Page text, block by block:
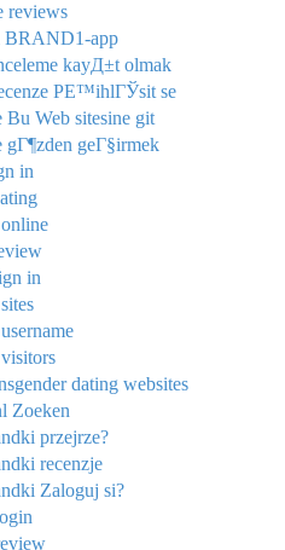
reviews
BRAND1-app
kayД±t olmak
PЕ™ihlГЎsit se
Bu Web sitesine git
gГ¶zden geГ§irmek
in
in
dating websites
Zoeken
przejrze?
recenzje
Zaloguj si?